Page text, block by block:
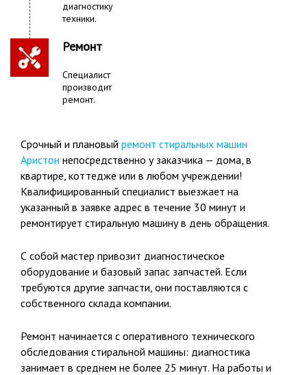
диагностику
техники.
Ремонт
Специалист
производит
ремонт.
Срочный и плановый ремонт стиральных машин
Аристон непосредственно у заказчика — дома, в
квартире, коттедже или в любом учреждении!
Квалифицированный специалист выезжает на
указанный в заявке адрес в течение 30 минут и
ремонтирует стиральную машину в день обращения.
С собой мастер привозит диагностическое
оборудование и базовый запас запчастей. Если
требуются другие запчасти, они поставляются с
собственного склада компании.
Ремонт начинается с оперативного технического
обследования стиральной машины: диагностика
занимает в среднем не более 25 минут. На работы и